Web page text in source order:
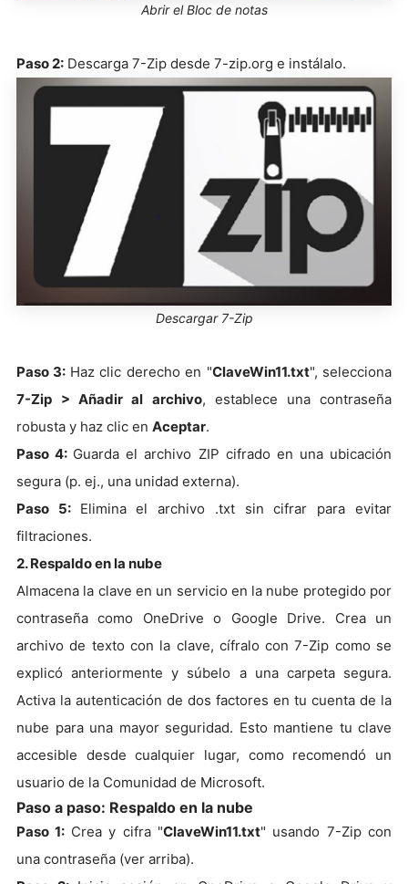
Abrir el Bloc de notas
Paso 2: Descarga 7-Zip desde 7-zip.org e instálalo.
Descargar 7-Zip
Paso 3: Haz clic derecho en "ClaveWin11.txt", selecciona
7-Zip > Añadir al archivo, establece una contraseña
robusta y haz clic en Aceptar.
Paso 4: Guarda el archivo ZIP cifrado en una ubicación
segura (p. ej., una unidad externa).
Paso 5: Elimina el archivo .txt sin cifrar para evitar
filtraciones.
2. Respaldo en la nube
Almacena la clave en un servicio en la nube protegido por
contraseña como OneDrive o Google Drive. Crea un
archivo de texto con la clave, cífralo con 7-Zip como se
explicó anteriormente y súbelo a una carpeta segura.
Activa la autenticación de dos factores en tu cuenta de la
nube para una mayor seguridad. Esto mantiene tu clave
accesible desde cualquier lugar, como recomendó un
usuario de la Comunidad de Microsoft.
Paso a paso: Respaldo en la nube
Paso 1: Crea y cifra "ClaveWin11.txt" usando 7-Zip con
una contraseña (ver arriba).